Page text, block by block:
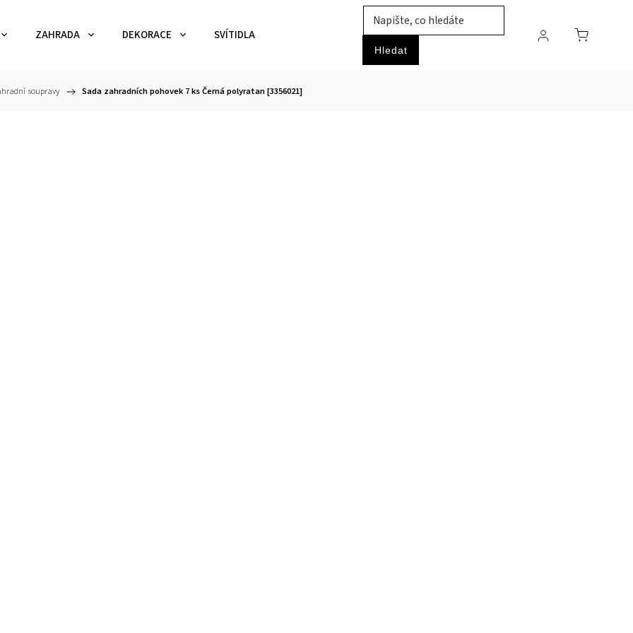
Hledat
ZAHRADA DEKORACE SVÍTIDLA ZVÍŘATA PRŮMYSLOVÉ ZBOŽÍ HOBBY
soupravy / Sada zahradních pohovek 7 ks Černá polyratan [3356021]